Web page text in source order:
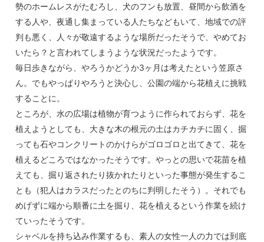
勢のホームレスがたむろし、犬のフンも放置、昼間から飲酒を
する人や、夜通し集まっている人たちなどもいて、地域での評
判も悪く、人々が敬遠するような場所だったそうで、やめてお
いたら？と言われてしまうような状況だったようです。
毎日歩きながら、やろうかどうか3ヶ月は考えたという笠原さ
ん。でもやっぱりやろうと決心し、公園の端から花植えに挑戦
することに。
ところが、水の広場は植物が育つように作られておらず、花を
植えようとしても、大きな木の根元の土はカチカチに固く、掘
っても石やコンクリートのかけらがゴロゴロと出てきて、花を
植えるどころではなかったそうです。やっとの思いで花苗を植
えても、掘り返されたり抜かれたりといった事態が発生するこ
とも（犯人はカラスだったとのちに判明したそう）。それでも
めげずに端から順番に土を掘り、花を植えるという作業を続け
ていったそうです。
シャベルを持ち込み作業するも、素人の女性一人の力では到底